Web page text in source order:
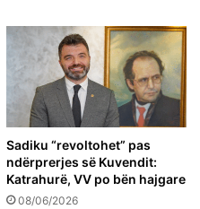
Sadiku “revoltohet” pas
ndërprerjes së Kuvendit:
Katrahurë, VV po bën hajgare
08/06/2026